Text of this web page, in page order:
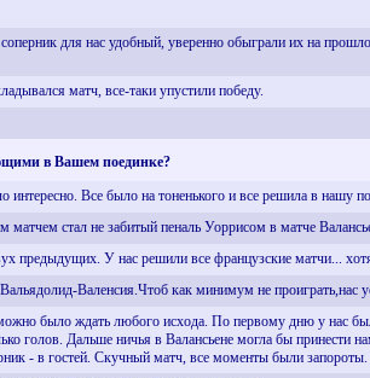
для нас удобный, уверенно обыграли их на
матч, все-таки упустили победу.
в Вашем поединке?
Все было на тоненького и все решила в нашу
стал не забитый пеналь Уоррисом в матче
предыдущих. У нас решили все французские матчи...
Валенсия.Чтоб как минимум не проиграть,нас
было ждать любого исхода. По первому дню у нас
голов. Дальше ничья в Валансьене могла бы принести
- в гостей. Скучный матч, все моменты были